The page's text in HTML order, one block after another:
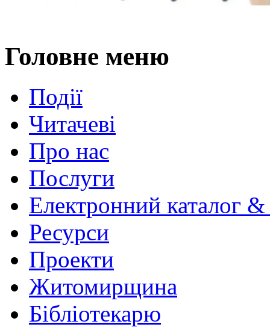
Головне меню
Події
Читачеві
Про нас
Послуги
Електронний каталог
Ресурси
Проекти
Житомирщина
Бібліотекарю